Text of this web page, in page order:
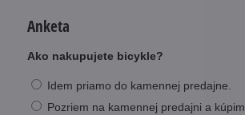
Anketa
Ako nakupujete bicykle?
Idem priamo do kamennej predajne.
Pozriem na kamennej predajni a kúpim